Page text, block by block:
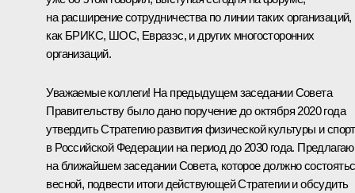
на расширение сотрудничества по линии таких организаций,
как БРИКС, ШОС, Евразэс, и других многосторонних
организаций.
Уважаемые коллеги! На предыдущем заседании Совета
Правительству было дано поручение до октября 2020 года
утвердить Стратегию развития физической культуры и
в Российской Федерации на период до 2030 года. Предлагаю
на ближайшем заседании Совета, которое должно
весной, подвести итоги действующей Стратегии и обсудить